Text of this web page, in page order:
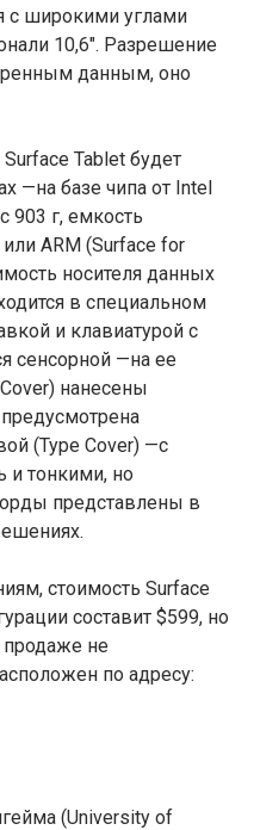
с широкими углами
10,6″. Разрешение
данным, оно
Tablet будет
—на базе чипа от Intel
903 г, емкость
ARM (Surface for
носителя данных
в специальном
и клавиатурой с
сенсорной —на ее
нанесены
(Type Cover) —с
и тонкими, но
представлены в
стоимость Surface
составит $599, но
не
по адресу:
(University of